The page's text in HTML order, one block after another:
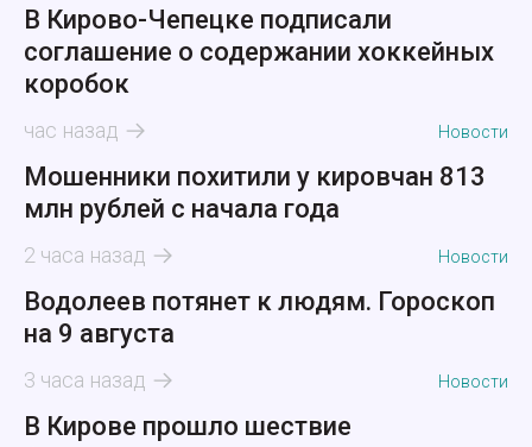
В Кирово-Чепецке подписали
соглашение о содержании хоккейных
коробок
час назад Новости
Мошенники похитили у кировчан 813
млн рублей с начала года
2 часа назад Новости
Водолеев потянет к людям. Гороскоп
на 9 августа
3 часа назад Новости
В Кирове прошло шествие